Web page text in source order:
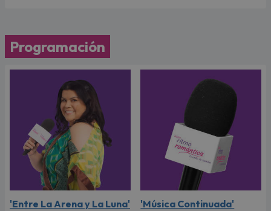
Programación
'Entre La Arena y La Luna'
'Música Continuada'